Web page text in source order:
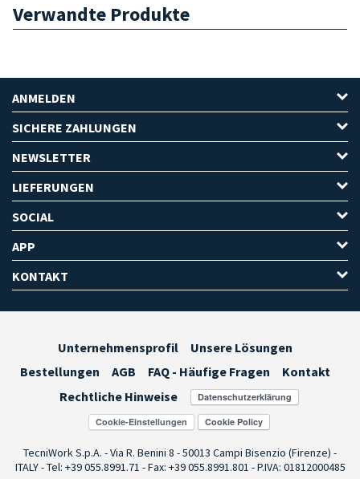
Verwandte Produkte
ANMELDEN
SICHERE ZAHLUNGEN
NEWSLETTER
LIEFERUNGEN
SOCIAL
APP
KONTAKT
Unternehmensprofil
Unsere Lösungen
Bestellungen
AGB FAQ - Häufige Fragen
Kontakt
Rechtliche Hinweise
Cookie-Einstellungen
TecniWork S.p.A. - Via R. Benini 8 - 50013 Campi Bisenzio (Firenze) -
ITALY - Tel: +39 055.8991.71 - Fax: +39 055.8991.801 - P.IVA: 01812000485